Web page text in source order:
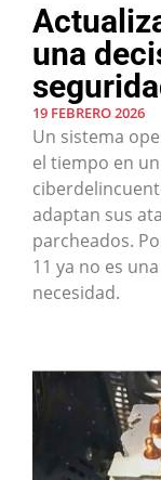
una
19 FEBRERO 2026
Un sistema
el tiempo en
adaptan sus
parcheados.
11 ya no es
necesidad.